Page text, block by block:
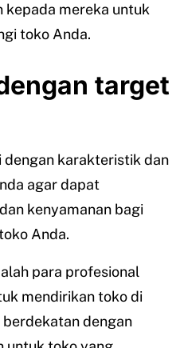
kepada mereka untuk
toko Anda.
target
dengan karakteristik dan
agar dapat
kenyamanan bagi
Anda.
para profesional
mendirikan toko di
berdekatan dengan